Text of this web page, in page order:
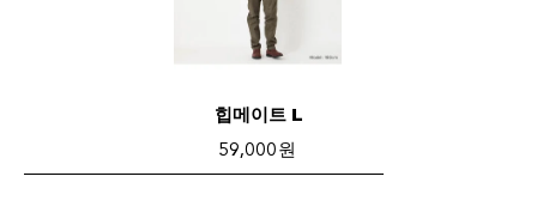
힙메이트 L
59,000 원